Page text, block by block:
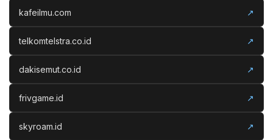
kafeilmu.com ↗
telkomtelstra.co.id ↗
dakisemut.co.id ↗
frivgame.id ↗
skyroam.id ↗